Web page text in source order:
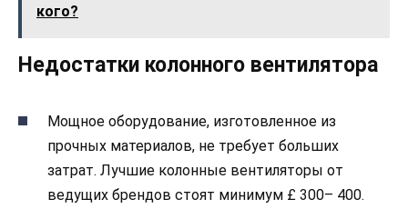
кого?
Недостатки колонного вентилятора
Мощное оборудование, изготовленное из
прочных материалов, не требует больших
затрат. Лучшие колонные вентиляторы от
ведущих брендов стоят минимум £ 300– 400.